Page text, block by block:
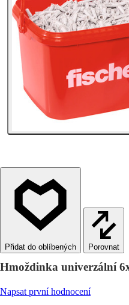
Porovnat
Hmoždinka univerzální
Napsat první hodnocení